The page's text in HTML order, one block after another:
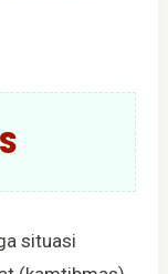
situasi